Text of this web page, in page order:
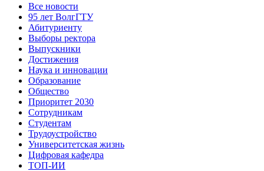
Все новости
95 лет ВолгГТУ
Абитуриенту
Выборы ректора
Выпускники
Достижения
Наука и инновации
Образование
Общество
Приоритет 2030
Сотрудникам
Студентам
Трудоустройство
Университетская жизнь
Цифровая кафедра
ТОП-ИИ